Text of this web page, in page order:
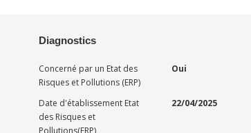
Diagnostics
Concerné par un Etat des
Risques et Pollutions (ERP)
Oui
Date d'établissement Etat
des Risques et
22/04/2025